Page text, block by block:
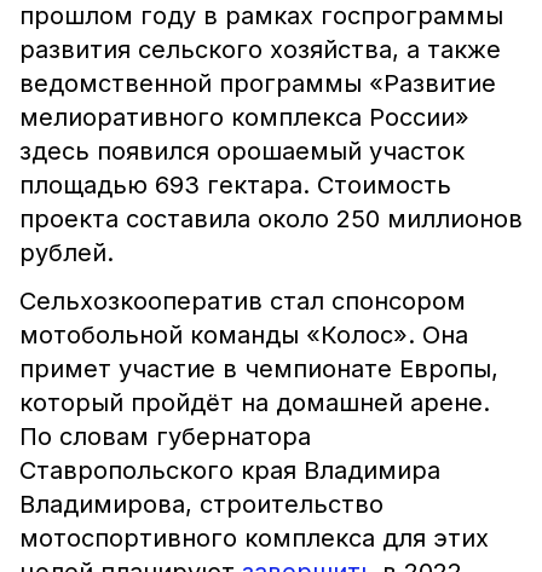
прошлом году в рамках госпрограммы
развития сельского хозяйства, а также
ведомственной программы «Развитие
мелиоративного комплекса России»
здесь появился орошаемый участок
площадью 693 гектара. Стоимость
проекта составила около 250 миллионов
рублей.
Сельхозкооператив стал спонсором
мотобольной команды «Колос». Она
примет участие в чемпионате Европы,
который пройдёт на домашней арене.
По словам губернатора
Ставропольского края Владимира
Владимирова, строительство
мотоспортивного комплекса для этих